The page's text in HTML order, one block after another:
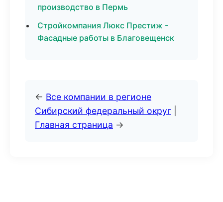
производство в Пермь
Стройкомпания Люкс Престиж -
Фасадные работы в Благовещенск
← Все компании в регионе
Сибирский федеральный округ
Главная страница →